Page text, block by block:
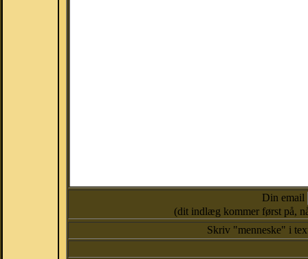
Din email
(dit indlæg kommer først på,
Skriv "menneske" i